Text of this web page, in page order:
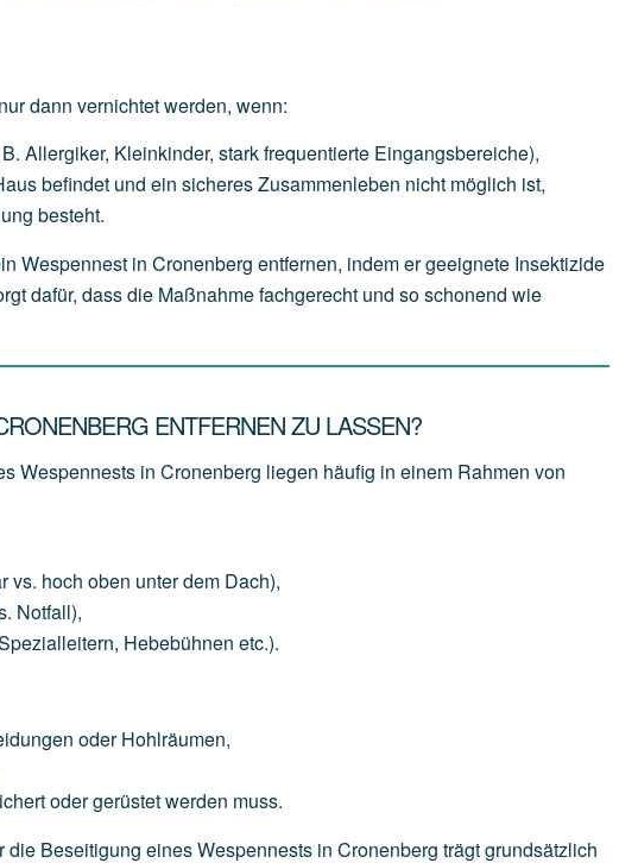
dann vernichtet werden, wenn:
B. Allergiker, Kleinkinder, starkfrequentierte Eingangsbereiche),
befindet und ein sicheresZusammenleben nicht möglich ist,
besteht.
Wespennest in Cronenberg entfernen, indem er geeignete Insektizide
dafür, dass die Maßnahme fachgerecht und so schonend wie
ENTFERNEN ZU LASSEN?
Wespennests in Cronenberg liegen häufig in einem Rahmen von
vs. hoch oben unterdem Dach),
Notfall),
Hebebühnen etc.).
oder Hohlräumen,
odergerüstetwerden muss.
Beseitigung eines Wespennests in Cronenberg trägt grundsätzlich